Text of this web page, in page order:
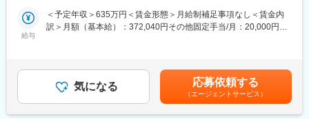
できるようサポートします。
野への挑戦など、多彩なキャリアがあります。
主任：450～670万円（在職最年少26歳）／課長代理：500～850
・お客様への事案対応経過の報告
・お客様への保険金お支払額の説明やお相手方との示談交渉
■入社後の研修体制
・入社後全員に個人指導員が付き、基本的な仕事の流れを丁寧に
給与
＜予定年収＞635万円＜賃金形態＞月給制補足事項なし＜賃金内
訳＞月額（基本給）：372,040円その他固定手当/月：20,000円＜
時間に応じて支給します。）※初年度は入社時期により賞与の一部
減額が適用されます。賃金はあくまでも目安の金額であり、選考
を通じて上下する可能性があります。月給(月額)は固定手当を含め
た表記です。
気になる 応募依頼する
（エージェントサービス）